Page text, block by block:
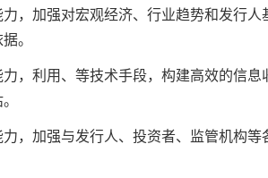
加强对宏观经济、行业趋势和发行人
。
，利用 、 等技术手段，构建高效的信
加强与发行人、投资者、监管机构等